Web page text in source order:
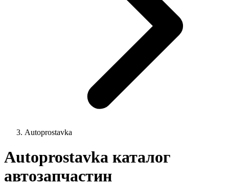
Autoprostavka
Autoprostavka каталог
автозапчастин